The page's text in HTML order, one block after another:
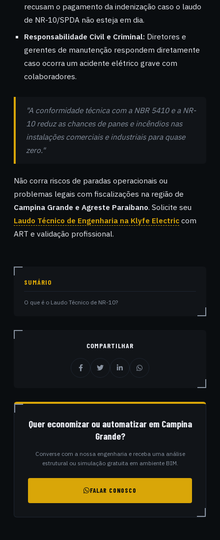
recusam o pagamento da indenização caso o laudo
de NR-10/SPDA não esteja em dia.
Responsabilidade Civil e Criminal: Diretores e
gerentes de manutenção respondem diretamente
caso ocorra um acidente elétrico grave com
colaboradores.
"A conformidade técnica com a NBR 5410 e a NR-
10 reduz as chances de panes e incêndios nas
instalações comerciais e industriais para quase
zero."
Não corra riscos de paradas operacionais ou
problemas legais com fiscalizações na região de
Campina Grande e Agreste Paraibano. Solicite seu
Laudo Técnico de Engenharia na Klyfe Electric com
ART e validação profissional.
SUMÁRIO
O que é o Laudo Técnico de NR-10?
COMPARTILHAR
Quer economizar ou automatizar em Campina
Grande?
Converse com a nossa engenharia e receba uma análise
estrutural ou simulação gratuita em ambiente BIM.
FALAR CONOSCO